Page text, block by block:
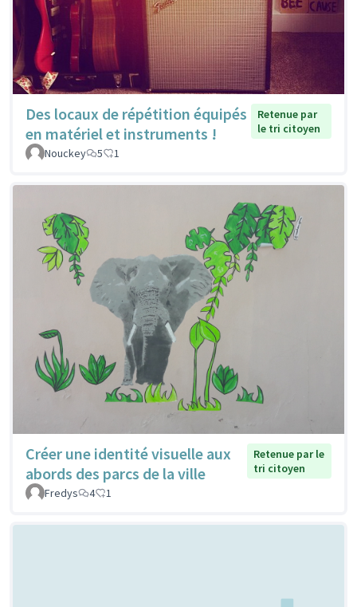
Des locaux de répétition équipés
en matériel et instruments !
Retenue par
le tri citoyen
Nouckey
5 1
Créer une identité visuelle aux
abords des parcs de la ville
Retenue par le
tri citoyen
Fredys
4 1